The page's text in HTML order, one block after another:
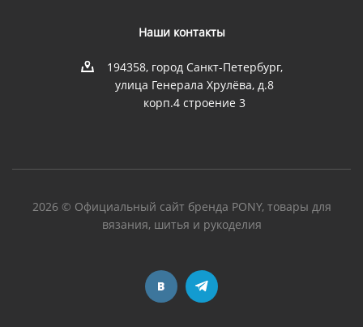
Наши контакты
194358, город Санкт-Петербург,
улица Генерала Хрулёва, д.8
корп.4 строение 3
2026 © Официальный сайт бренда PONY, товары для
вязания, шитья и рукоделия